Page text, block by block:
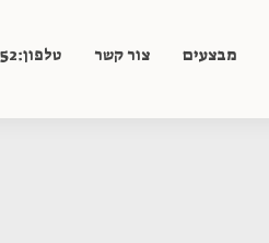
מבצעים צור קשר טלפון:04-9931252